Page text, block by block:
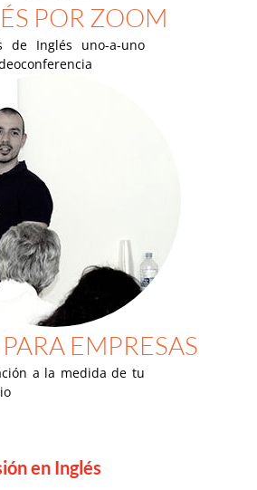
POR ZOOM
de Inglés uno-a-uno
EMPRESAS
a la medida de tu
en Inglés